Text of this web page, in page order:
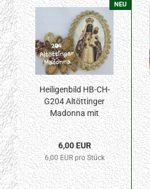
NEU
Heiligenbild HB-CH-
G204 Altöttinger
Madonna mit
Goldrand 42x57mm
6,00 EUR
6,00 EUR pro Stück